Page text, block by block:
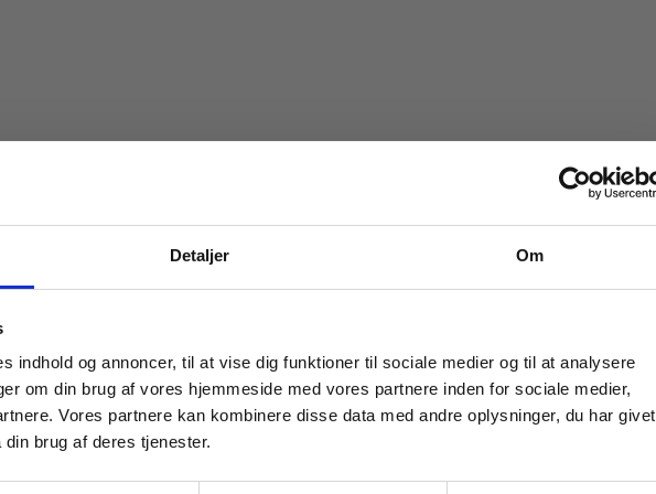
Detaljer Om
indhold og annoncer, til at vise dig funktioner til sociale medier og til at analysere
om din brug af vores hjemmeside med vores partnere inden for sociale medier,
Vores partnere kan kombinere disse data med andre oplysninger, du har givet
brug af deres tjenester.
mm.
institutioner og
Tilgå dine onlinematerialer